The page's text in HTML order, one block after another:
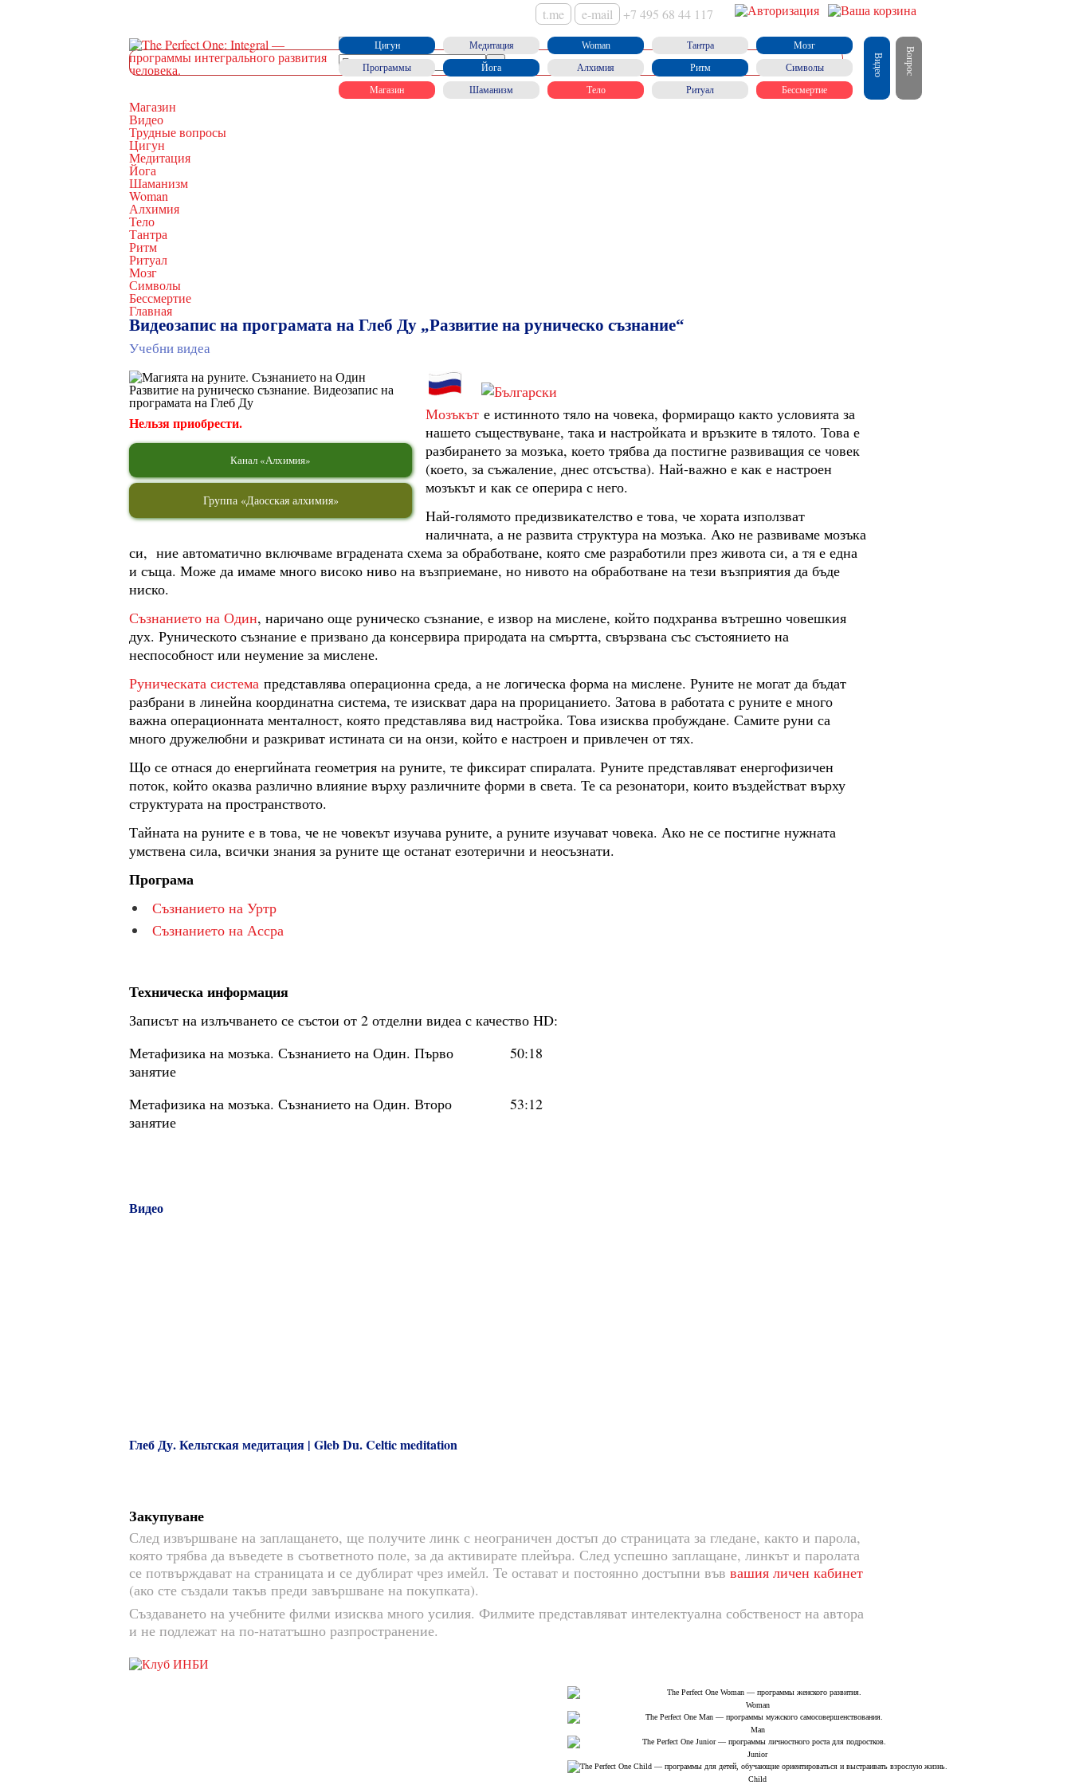
t.me e-mail +7 495 68 44 117
Цигун
Программы
Магазин
Медитация
Йога
Шаманизм
Woman
Алхимия
Тело
Тантра
Ритм
Ритуал
Мозг
Символы
Бессмертие
Видео Вопрос
Магазин
Видео
Трудные вопросы
Цигун
Медитация
Йога
Шаманизм
Woman
Алхимия
Тело
Тантра
Ритм
Ритуал
Мозг
Символы
Бессмертие
Главная
Видеозапис на програмата на Глеб Ду „Развитие на руническо съзнание“
Учебни видеа
Нельзя приобрести.
Канал «Алхимия»
Группа «Даосская алхимия»
Мозъкът е истинното тяло на човека, формиращо както условията за
нашето съществуване, така и настройката и връзките в тялото. Това е
разбирането за мозъка, което трябва да постигне развиващия се човек
(което, за съжаление, днес отсъства). Най-важно е как е настроен
мозъкът и как се оперира с него.
Най-голямото предизвикателство е това, че хората използват
наличната, а не развита структура на мозъка. Ако не развиваме мозъка
си, ние автоматично включваме вградената схема за обработване, която сме разработили през живота си, а тя е една
и съща. Може да имаме много високо ниво на възприемане, но нивото на обработване на тези възприятия да бъде
ниско.
Съзнанието на Один, наричано още руническо съзнание, е извор на мислене, който подхранва вътрешно човешкия
дух. Руническото съзнание е призвано да консервира природата на смъртта, свързвана със състоянието на
неспособност или неумение за мислене.
Руническата система представлява операционна среда, а не логическа форма на мислене. Руните не могат да бъдат
разбрани в линейна координатна система, те изискват дара на прорицанието. Затова в работата с руните е много
важна операционната менталност, която представлява вид настройка. Това изисква пробуждане. Самите руни са
много дружелюбни и разкриват истината си на онзи, който е настроен и привлечен от тях.
Що се отнася до енергийната геометрия на руните, те фиксират спиралата. Руните представляват енергофизичен
поток, който оказва различно влияние върху различните форми в света. Те са резонатори, които въздействат върху
структурата на пространството.
Тайната на руните е в това, че не човекът изучава руните, а руните изучават човека. Ако не се постигне нужната
умствена сила, всички знания за руните ще останат езотерични и неосъзнати.
Програма
Съзнанието на Уртр
Съзнанието на Ассра
Техническа информация
Записът на излъчването се състои от 2 отделни видеа с качество HD:
Метафизика на мозъка. Съзнанието на Один. Първо
занятие
50:18
Метафизика на мозъка. Съзнанието на Один. Второ
занятие
53:12
Видео
Глеб Ду. Кельтская медитация | Gleb Du. Celtic meditation
Закупуване
След извършване на заплащането, ще получите линк с неограничен достъп до страницата за гледане, както и парола,
която трябва да въведете в съответното поле, за да активирате плейъра. След успешно заплащане, линкът и паролата
се потвърждават на страницата и се дублират чрез имейл. Те остават и постоянно достъпни във вашия личен кабинет
(ако сте създали такъв преди завършване на покупката).
Създаването на учебните филми изисква много усилия. Филмите представляват интелектуална собственост на автора
и не подлежат на по-нататъшно разпространение.
Woman
Man
Junior
Child